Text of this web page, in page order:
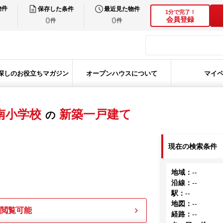
件 保存した条件
0件
最近見た物件
0件
1分で完了！
会員登録
しのお役立ちマガジン オープンハウスについて マイ
小学校 の 新築一戸建て
覧可能
現在の検索条件
地域 ：--
沿線 ：--
駅 ：--
地図 ：--
経路 ：--